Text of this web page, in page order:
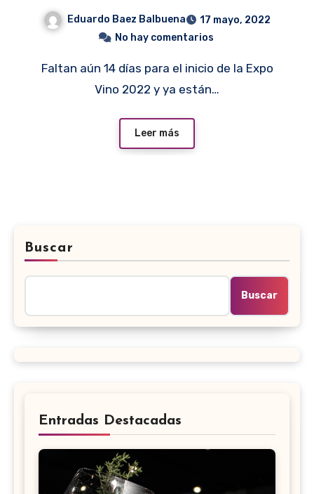
Eduardo Baez Balbuena
17 mayo, 2022
No hay comentarios
Faltan aún 14 días para el inicio de la Expo
Vino 2022 y ya están…
Leer más
Buscar
Buscar
Entradas Destacadas